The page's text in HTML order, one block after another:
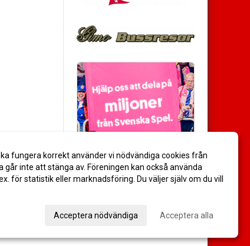
fungera korrekt använder vi nödvändiga cookies från
går inte att stänga av. Föreningen kan också använda
för statistik eller marknadsföring. Du väljer själv om du vill
Acceptera nödvändiga Acceptera alla